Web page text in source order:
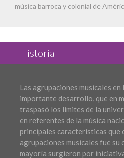
música barroca y colonial de
Historia
Las agrupaciones musicales
importante desarrollo, que en
traspasó los límites de la
en referentes de la música
principales características que
agrupaciones musicales fue su
mayoría surgieron por